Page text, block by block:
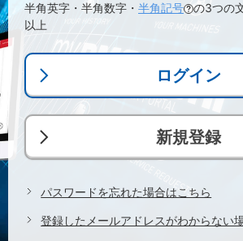
半角英字・半角数字・ 半角記号
の3つの
以上
ログイン
新規登録
パスワードを忘れた場合はこちら
登録したメールアドレスがわからない